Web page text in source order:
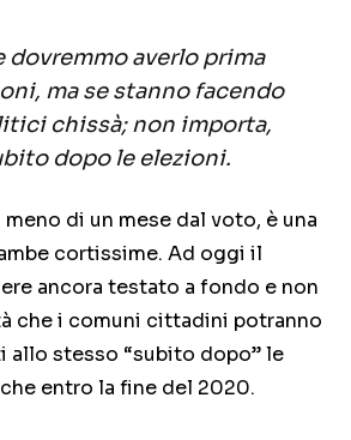
dovremmo averlo prima
ma se stanno facendo
chissà; non importa,
dopo le elezioni.
meno di un mese dal voto, è una
cortissime. Ad oggi il
ancora testato a fondo e non
che i comuni cittadini potranno
allo stesso “subito dopo” le
entro la fine del 2020.